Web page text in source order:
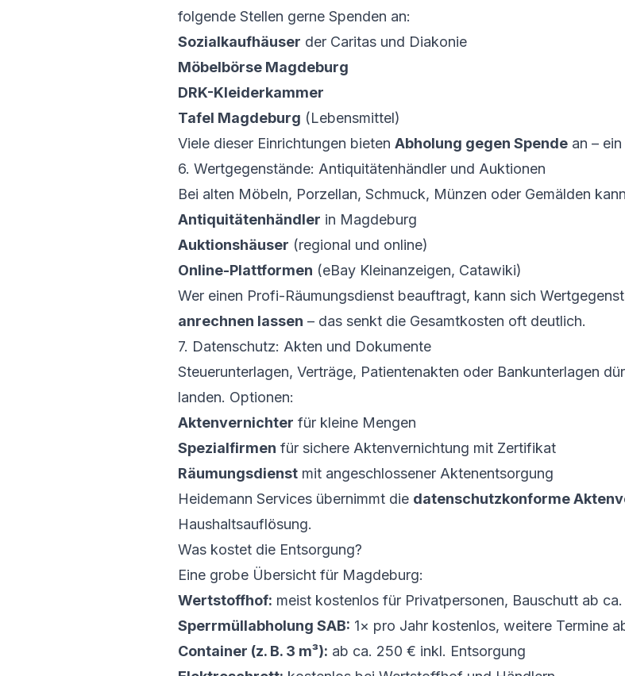
folgende Stellen gerne Spenden an:
Sozialkaufhäuser der Caritas und Diakonie
Möbelbörse Magdeburg
DRK-Kleiderkammer
Tafel Magdeburg (Lebensmittel)
Viele dieser Einrichtungen bieten Abholung gegen Spende an –
6. Wertgegenstände: Antiquitätenhändler und Auktionen
Bei alten Möbeln, Porzellan, Schmuck, Münzen oder Gemälden
Antiquitätenhändler in Magdeburg
Auktionshäuser (regional und online)
Online-Plattformen (eBay Kleinanzeigen, Catawiki)
Wer einen Profi-Räumungsdienst beauftragt, kann sich
anrechnen lassen – das senkt die Gesamtkosten oft deutlich.
7. Datenschutz: Akten und Dokumente
Steuerunterlagen, Verträge, Patientenakten oder Bankunterlagen
landen. Optionen:
Aktenvernichter für kleine Mengen
Spezialfirmen für sichere Aktenvernichtung mit Zertifikat
Räumungsdienst mit angeschlossener Aktenentsorgung
Heidemann Services übernimmt die datenschutzkonforme
Haushaltsauflösung.
Was kostet die Entsorgung?
Eine grobe Übersicht für Magdeburg:
Wertstoffhof: meist kostenlos für Privatpersonen, Bauschutt ab ca.
Sperrmüllabholung SAB: 1× pro Jahr kostenlos, weitere Termine
Container (z. B. 3 m³): ab ca. 250 € inkl. Entsorgung